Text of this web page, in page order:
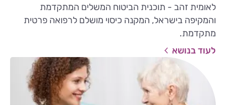
לאומית זהב - תוכנית הביטוח המשלים המתקדמת
והמקיפה בישראל, המקנה כיסוי מושלם לרפואה פרטית
מתקדמת.
לעוד בנושא